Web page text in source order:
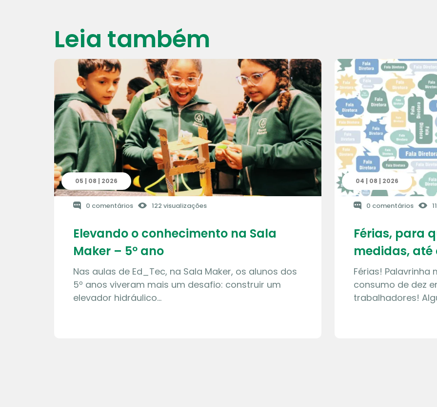
Leia também
05 | 08 | 2026
0 comentários 122 visualizações
Elevando o conhecimento na Sala
Maker – 5º ano
Nas aulas de Ed_Tec, na Sala Maker, os alunos dos
5º anos viveram mais um desafio: construir um
elevador hidráulico…
04 | 08 | 2026
0 comentários
Férias, para
medidas, até
Férias!
consumo de dez
trabalhadores!